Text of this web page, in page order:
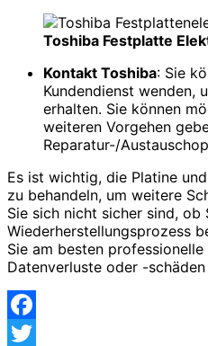
Toshiba Festplatte
Kontakt Toshiba: Sie
Kundendienst wenden,
erhalten. Sie können
weiteren Vorgehen
Reparatur-/
Es ist wichtig, die Platine
zu behandeln, um weitere
Sie sich nicht sicher sind, ob
Wiederherstellungsprozess
Sie am besten
Datenverluste oder -
Facebook